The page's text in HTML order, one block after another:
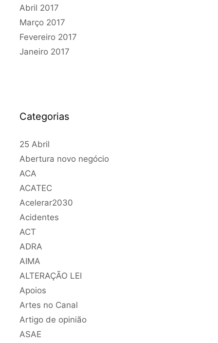
Abril 2017
Março 2017
Fevereiro 2017
Janeiro 2017
Categorias
25 Abril
Abertura novo negócio
ACA
ACATEC
Acelerar2030
Acidentes
ACT
ADRA
AIMA
ALTERAÇÃO LEI
Apoios
Artes no Canal
Artigo de opinião
ASAE